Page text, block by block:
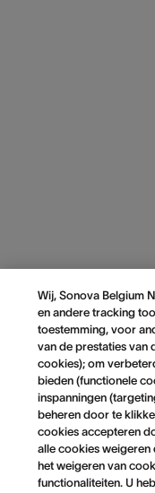
Wij, Sonova Belgium
en andere tracking
toestemming, voor
van de prestaties van
cookies); om
bieden (functionele
inspanningen
beheren door te
cookies accepteren
alle cookies weigeren
het weigeren van
functionaliteiten. U